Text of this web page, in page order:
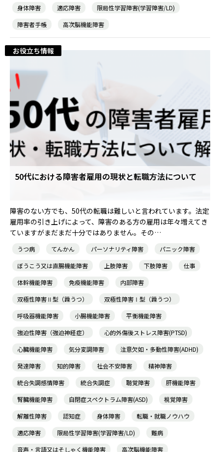
身体障害 適応障害
限局性学習障害(学習障害/LD)
障害者手帳
高次脳機能障害
お役立ち情報
50代における障害者雇用の現状と転職方法について
障害のない方でも、50代の転職は難しいと言われています。法定
雇用率の引き上げによって、障害のある方の雇用は年々増えてき
ていますがまだまだ十分ではありません。その…
うつ病 てんかん パーソナリティ障害
パニック障害
ぼうこう又は直腸機能障害
上肢障害 下肢障害
仕事
体幹機能障害
免疫機能障害
内部障害
双極性障害Ⅱ型（躁うつ）
双極性障害Ⅰ型（躁うつ）
呼吸器機能障害
小腸機能障害
平衡機能障害
強迫性障害（強迫神経症）
心的外傷後ストレス障害(PTSD)
心臓機能障害
気分変調障害
注意欠如・多動性障害(ADHD)
発達障害
知的障害 社会不安障害
精神障害
統合失調感情障害
統合失調症 聴覚障害
肝機能障害
腎臓機能障害
自閉症スペクトラム障害(ASD)
視覚障害
解離性障害
認知症 身体障害
転職・就職ノウハウ
適応障害
限局性学習障害(学習障害/LD)
難病
音声・言語又はそしゃく機能障害
高次脳機能障害